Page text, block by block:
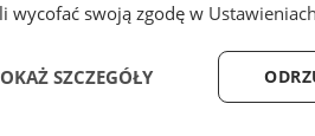
wycofać swoją zgodę w
SZCZEGÓŁY